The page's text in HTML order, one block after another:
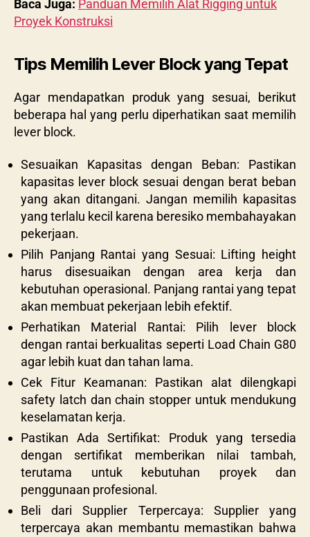
Baca Juga: Panduan Memilih Alat Rigging untuk
Proyek Konstruksi
Tips Memilih Lever Block yang Tepat
Agar mendapatkan produk yang sesuai, berikut
beberapa hal yang perlu diperhatikan saat memilih
lever block.
Sesuaikan Kapasitas dengan Beban: Pastikan
kapasitas lever block sesuai dengan berat beban
yang akan ditangani. Jangan memilih kapasitas
yang terlalu kecil karena beresiko membahayakan
pekerjaan.
Pilih Panjang Rantai yang Sesuai: Lifting height
harus disesuaikan dengan area kerja dan
kebutuhan operasional. Panjang rantai yang tepat
akan membuat pekerjaan lebih efektif.
Perhatikan Material Rantai: Pilih lever block
dengan rantai berkualitas seperti Load Chain G80
agar lebih kuat dan tahan lama.
Cek Fitur Keamanan: Pastikan alat dilengkapi
safety latch dan chain stopper untuk mendukung
keselamatan kerja.
Pastikan Ada Sertifikat: Produk yang tersedia
dengan sertifikat memberikan nilai tambah,
terutama untuk kebutuhan proyek dan
penggunaan profesional.
Beli dari Supplier Terpercaya: Supplier yang
terpercaya akan membantu memastikan bahwa